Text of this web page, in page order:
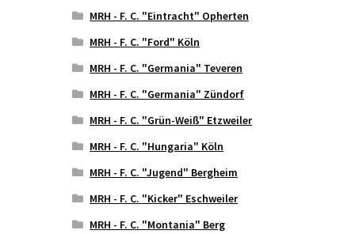
MRH - F. C. "Eintracht" Opherten
MRH - F. C. "Ford" Köln
MRH - F. C. "Germania" Teveren
MRH - F. C. "Germania" Zündorf
MRH - F. C. "Grün-Weiß" Etzweiler
MRH - F. C. "Hungaria" Köln
MRH - F. C. "Jugend" Bergheim
MRH - F. C. "Kicker" Eschweiler
MRH - F. C. "Montania" Berg